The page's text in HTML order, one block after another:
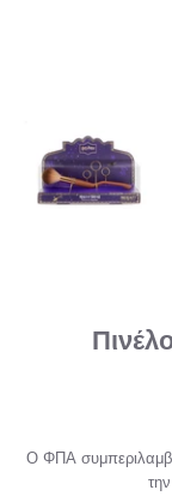
Ο ΦΠΑ